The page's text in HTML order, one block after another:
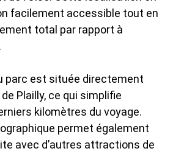
facilement accessible tout en
total par rapport à
parc est située directement
Plailly, ce qui simplifie
kilomètres du voyage.
permet également
avec d’autres attractions de